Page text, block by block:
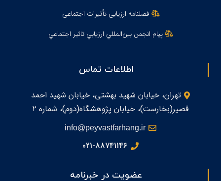
فصلنامه ارزیابی تأثیرات اجتماعی
پيام انجمن بين‌المللي ارزيابي تاثير اجتماعي
اطلاعات تماس
تهران، خیابان شهید بهشتی، خیابان شهید احمد
قصیر(بخارست)، خیابان پژوهشگاه(دوم)، شماره ۲
info@peyvastfarhang.ir
021-88741146
عضویت در خبرنامه